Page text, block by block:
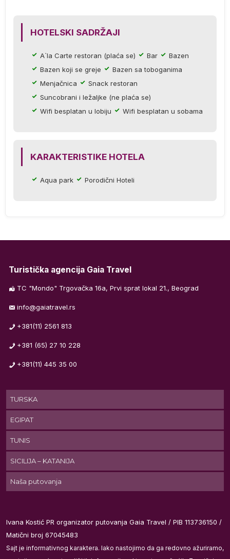
HOTELSKI SADRŽAJI
A`la Carte restoran (plaća se) Bar
Bazen
Bazen koji se greje
Bazen sa toboganima
Menjačnica
Snack restoran
Suncobrani i ležaljke (ne plaća se)
Wifi besplatan u lobiju
Wifi besplatan u sobama
KARAKTERISTIKE HOTELA
Aqua park Porodični Hoteli
Turistička agencija Gaia Travel
TC "Mondo" Trgovačka 16a, Prvi sprat lokal 21., Beograd
info@gaiatravel.rs
+381(11) 2561 813
+381 (65) 27 10 228
+381(11) 445 35 00
TURSKA
EGIPAT
TUNIS
SICILIJA – KATANIJA
Naša putovanja
Ivana Kostić PR organizator putovanja Gaia Travel / PIB 113736150 /
Matični broj 67045483
Sajt je informativnog karaktera. Iako nastojimo da ga redovno ažuriramo,